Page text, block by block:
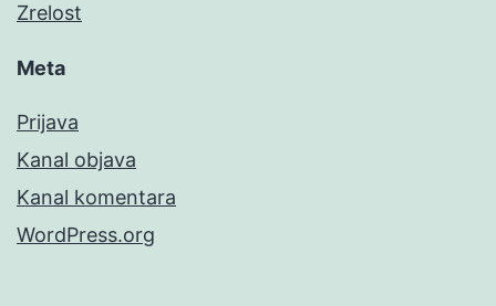
Zrelost
Meta
Prijava
Kanal objava
Kanal komentara
WordPress.org